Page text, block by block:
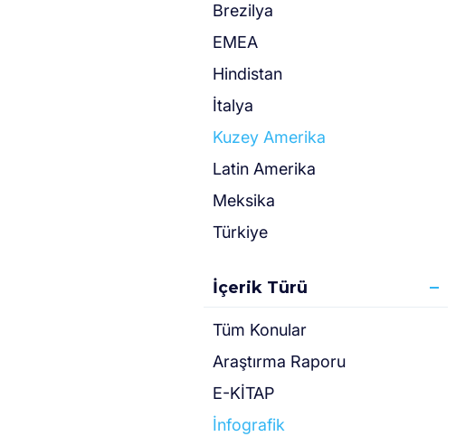
Brezilya
EMEA
Hindistan
İtalya
Kuzey Amerika
Latin Amerika
Meksika
Türkiye
İçerik Türü
Tüm Konular
Araştırma Raporu
E-KİTAP
İnfografik